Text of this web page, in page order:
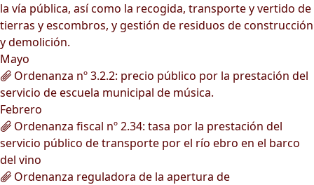
la vía pública, así como la recogida, transporte y vertido de
tierras y escombros, y gestión de residuos de construcción
y demolición.
Mayo
Ordenanza nº 3.2.2: precio público por la prestación del
servicio de escuela municipal de música.
Febrero
Ordenanza fiscal nº 2.34: tasa por la prestación del
servicio público de transporte por el río ebro en el barco
del vino
Ordenanza reguladora de la apertura de